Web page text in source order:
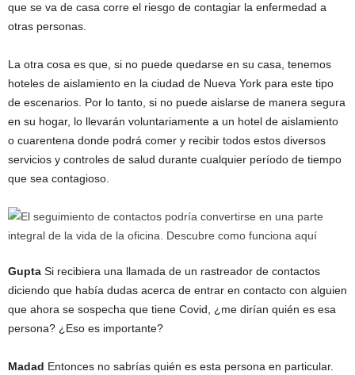
que se va de casa corre el riesgo de contagiar la enfermedad a
otras personas.
La otra cosa es que, si no puede quedarse en su casa, tenemos
hoteles de aislamiento en la ciudad de Nueva York para este tipo
de escenarios. Por lo tanto, si no puede aislarse de manera segura
en su hogar, lo llevarán voluntariamente a un hotel de aislamiento
o cuarentena donde podrá comer y recibir todos estos diversos
servicios y controles de salud durante cualquier período de tiempo
que sea contagioso.
Gupta Si recibiera una llamada de un rastreador de contactos
diciendo que había dudas acerca de entrar en contacto con alguien
que ahora se sospecha que tiene Covid, ¿me dirían quién es esa
persona? ¿Eso es importante?
Madad Entonces no sabrías quién es esta persona en particular.